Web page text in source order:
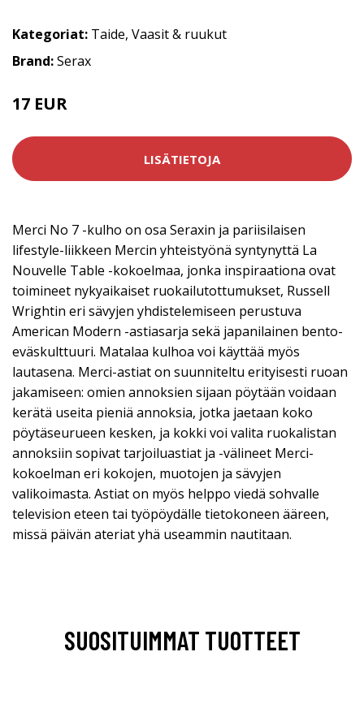
Kategoriat: Taide, Vaasit & ruukut
Brand:Serax
17 EUR
LISÄTIETOJA
Merci No 7 -kulho on osa Seraxin ja pariisilaisen
lifestyle-liikkeen Mercin yhteistyönä syntynyttä La
Nouvelle Table -kokoelmaa, jonka inspiraationa ovat
toimineet nykyaikaiset ruokailutottumukset, Russell
Wrightin eri sävyjen yhdistelemiseen perustuva
American Modern -astiasarja sekä japanilainen bento-
eväskulttuuri. Matalaa kulhoa voi käyttää myös
lautasena. Merci-astiat on suunniteltu erityisesti ruoan
jakamiseen: omien annoksien sijaan pöytään voidaan
kerätä useita pieniä annoksia, jotka jaetaan koko
pöytäseurueen kesken, ja kokki voi valita ruokalistan
annoksiin sopivat tarjoiluastiat ja -välineet Merci-
kokoelman eri kokojen, muotojen ja sävyjen
valikoimasta. Astiat on myös helppo viedä sohvalle
television eteen tai työpöydälle tietokoneen ääreen,
missä päivän ateriat yhä useammin nautitaan.
SUOSITUIMMAT TUOTTEET